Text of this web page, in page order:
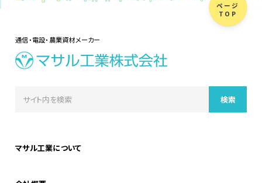
ページ
TOP
通信・電設・農業資材メーカー
マサル工業について